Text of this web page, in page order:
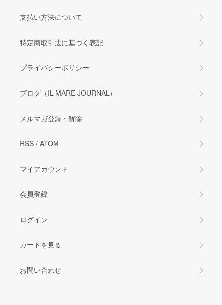
支払い方法について
特定商取引法に基づく表記
プライバシーポリシー
ブログ（IL MARE JOURNAL）
メルマガ登録・解除
RSS / ATOM
マイアカウント
会員登録
ログイン
カートを見る
お問い合わせ